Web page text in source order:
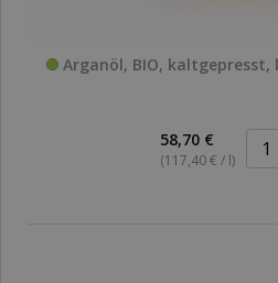
Arganöl, BIO, kaltgepresst,
58,70 €
(117,40 € / l)